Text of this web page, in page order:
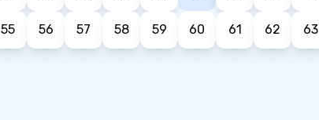
55 56 57 58 59 60 61 62 63